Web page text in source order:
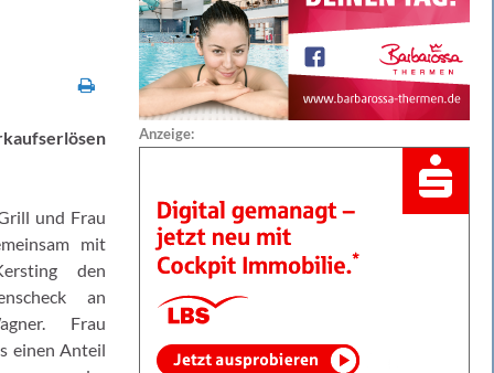
und Frau
mit
den
an
Frau
einen Anteil
Anzeige: